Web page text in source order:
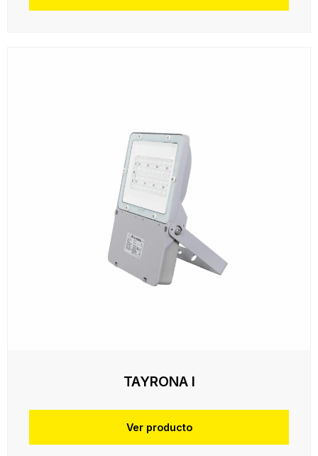
TAYRONA I
Ver producto